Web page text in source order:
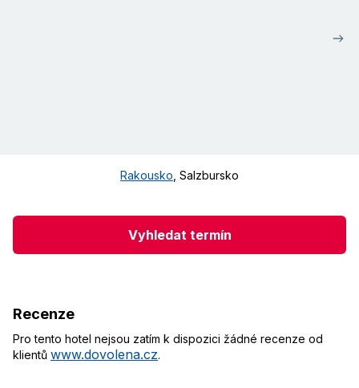
Rakousko Salzbursko
Vyhledat termín
Recenze
Pro tento hotel nejsou zatím k dispozici žádné recenze od
klientů www.dovolena.cz.